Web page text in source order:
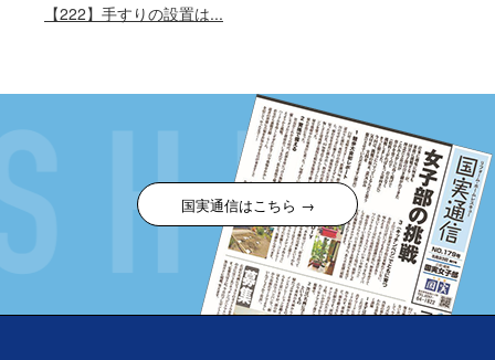
【222】手すりの設置は...
国実通信はこちら →